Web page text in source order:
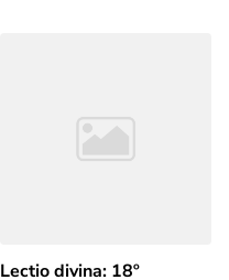
Lectio divina: 18º